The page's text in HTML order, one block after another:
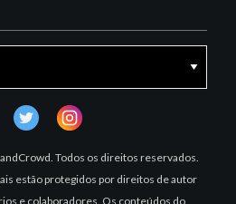
Todos os direitos reservados.
estão protegidos por direitos de autor
e colaboradores. Os conteúdos do
twitter instagram